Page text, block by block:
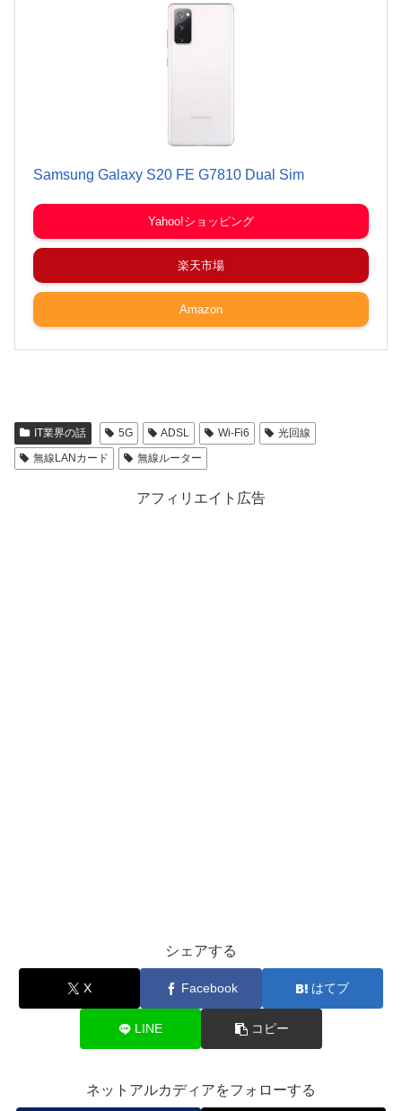
Samsung Galaxy S20 FE G7810 Dual Sim
Yahoo!ショッピング
楽天市場
Amazon
IT業界の話 5G ADSL Wi-Fi6
光回線
無線LANカード
無線ルーター
アフィリエイト広告
シェアする
X Facebook はてブ
LINE コピー
ネットアルカディアをフォローする